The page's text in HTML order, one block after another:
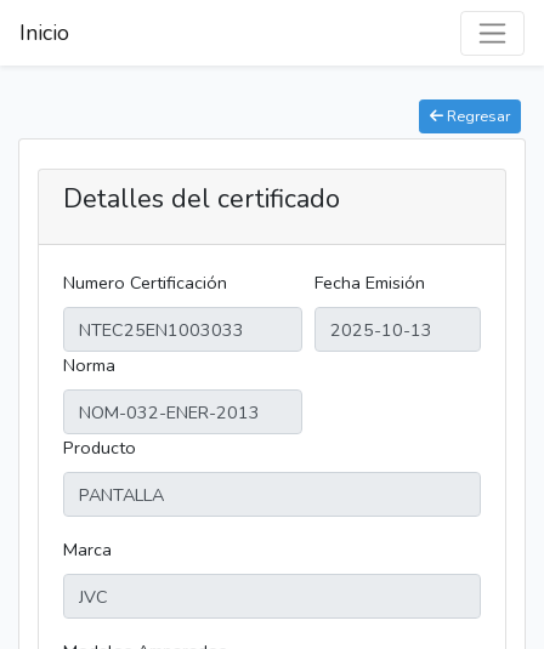
Inicio
Regresar
Detalles del certificado
Numero Certificación Fecha Emisión
Norma
Producto
Marca